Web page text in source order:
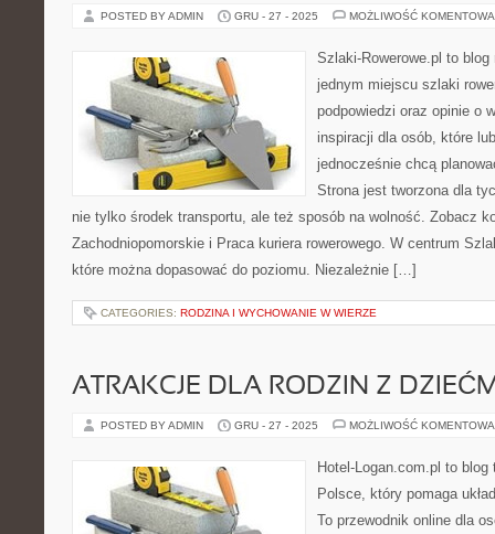
POSTED BY ADMIN GRU - 27 - 2025 MOŻLIWOŚĆ
Szlaki-Rowerowe.pl to blog
jednym miejscu szlaki
podpowiedzi oraz opinie o
inspiracji dla osób, które
jednocześnie chcą
Strona jest tworzona dla
nie tylko środek transportu, ale też sposób na wolność. Zobacz
Zachodniopomorskie i Praca kuriera rowerowego. W centrum
które można dopasować do poziomu. Niezależnie […]
CATEGORIES: RODZINA I WYCHOWANIE W WIERZE
ATRAKCJE DLA RODZIN Z
POSTED BY ADMIN GRU - 27 - 2025 MOŻLIWOŚĆ
Hotel-Logan.com.pl to
Polsce, który pomaga
To przewodnik online dla